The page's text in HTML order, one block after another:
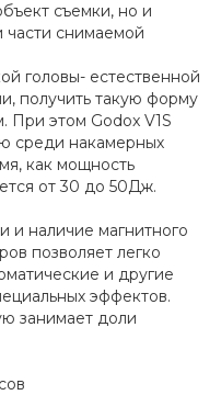
съемки, но и
снимаемой
головы- естественной
получить такую форму
этом Godox V1S
среди накамерных
как мощность
от 30 до 50Дж.
и наличие магнитного
позволяет легко
и другие
эффектов.
занимает доли